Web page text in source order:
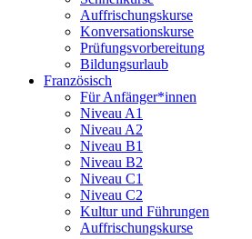
Auffrischungskurse
Konversationskurse
Prüfungsvorbereitung
Bildungsurlaub
Französisch
Für Anfänger*innen
Niveau A1
Niveau A2
Niveau B1
Niveau B2
Niveau C1
Niveau C2
Kultur und Führungen
Auffrischungskurse